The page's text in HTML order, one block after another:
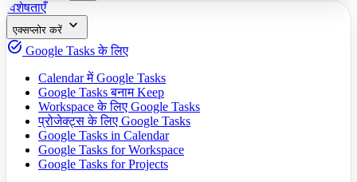
विशेषताएँ
एक्सप्लोर करें expand_more
task_alt Google Tasks के लिए
Calendar में Google Tasks
Google Tasks बनाम Keep
Workspace के लिए Google Tasks
प्रोजेक्ट्स के लिए Google Tasks
Google Tasks in Calendar
Google Tasks for Workspace
Google Tasks for Projects